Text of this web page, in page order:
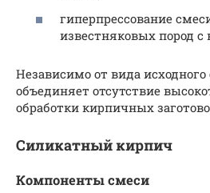
гиперпрессование
известняковых пород
Независимо от вида
объединяет отсутствие
обработки кирпичных
Силикатный кирпич
Компоненты смеси